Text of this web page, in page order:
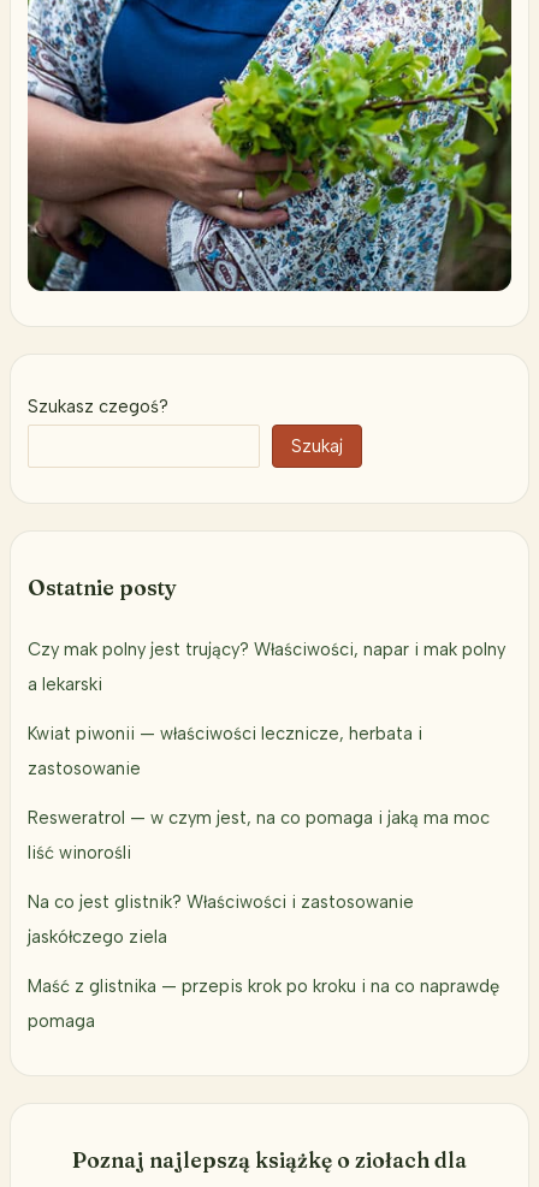
Szukasz czegoś?
Szukaj
Ostatnie posty
Czy mak polny jest trujący? Właściwości, napar i mak polny
a lekarski
Kwiat piwonii — właściwości lecznicze, herbata i
zastosowanie
Resweratrol — w czym jest, na co pomaga i jaką ma moc
liść winorośli
Na co jest glistnik? Właściwości i zastosowanie
jaskółczego ziela
Maść z glistnika — przepis krok po kroku i na co naprawdę
pomaga
Poznaj najlepszą książkę o ziołach dla